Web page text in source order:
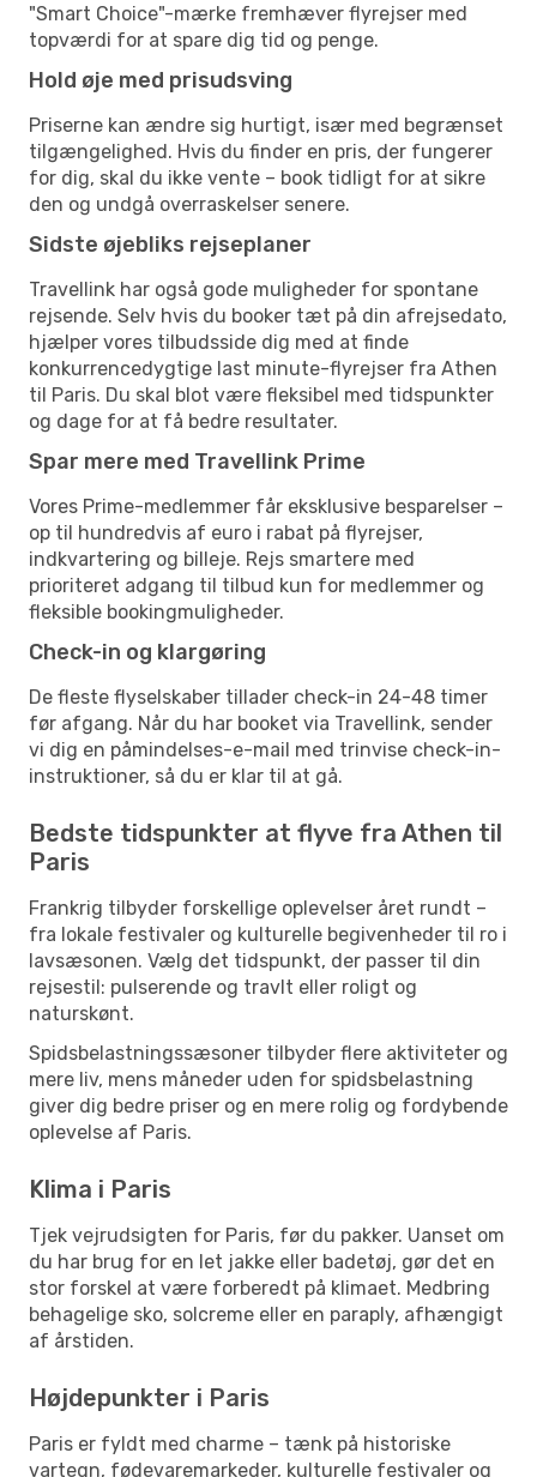
"Smart Choice"-mærke fremhæver flyrejser med
topværdi for at spare dig tid og penge.
Hold øje med prisudsving
Priserne kan ændre sig hurtigt, især med begrænset
tilgængelighed. Hvis du finder en pris, der fungerer
for dig, skal du ikke vente – book tidligt for at sikre
den og undgå overraskelser senere.
Sidste øjebliks rejseplaner
Travellink har også gode muligheder for spontane
rejsende. Selv hvis du booker tæt på din afrejsedato,
hjælper vores tilbudsside dig med at finde
konkurrencedygtige last minute-flyrejser fra Athen
til Paris. Du skal blot være fleksibel med tidspunkter
og dage for at få bedre resultater.
Spar mere med Travellink Prime
Vores Prime-medlemmer får eksklusive besparelser –
op til hundredvis af euro i rabat på flyrejser,
indkvartering og billeje. Rejs smartere med
prioriteret adgang til tilbud kun for medlemmer og
fleksible bookingmuligheder.
Check-in og klargøring
De fleste flyselskaber tillader check-in 24-48 timer
før afgang. Når du har booket via Travellink, sender
vi dig en påmindelses-e-mail med trinvise check-in-
instruktioner, så du er klar til at gå.
Bedste tidspunkter at flyve fra Athen til
Paris
Frankrig tilbyder forskellige oplevelser året rundt –
fra lokale festivaler og kulturelle begivenheder til ro i
lavsæsonen. Vælg det tidspunkt, der passer til din
rejsestil: pulserende og travlt eller roligt og
naturskønt.
Spidsbelastningssæsoner tilbyder flere aktiviteter og
mere liv, mens måneder uden for spidsbelastning
giver dig bedre priser og en mere rolig og fordybende
oplevelse af Paris.
Klima i Paris
Tjek vejrudsigten for Paris, før du pakker. Uanset om
du har brug for en let jakke eller badetøj, gør det en
stor forskel at være forberedt på klimaet. Medbring
behagelige sko, solcreme eller en paraply, afhængigt
af årstiden.
Højdepunkter i Paris
Paris er fyldt med charme – tænk på historiske
vartegn, fødevaremarkeder, kulturelle festivaler og